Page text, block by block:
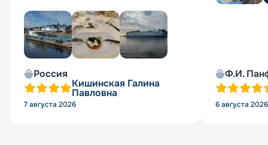
Россия
Кишинская Галина
Павловна
7 августа 2026
Ф.И.
6 августа 2026